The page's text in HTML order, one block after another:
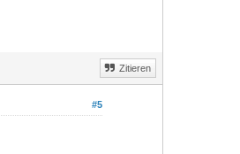
Zitieren
#5